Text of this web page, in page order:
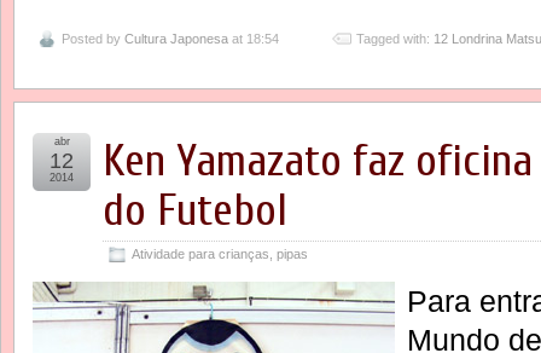
Posted by Cultura Japonesa at 18:54 Tagged with: 12 Londrina
Ken Yamazato faz
do Futebol
Atividade para crianças pipas
abr
12
2014
Para
Mundo